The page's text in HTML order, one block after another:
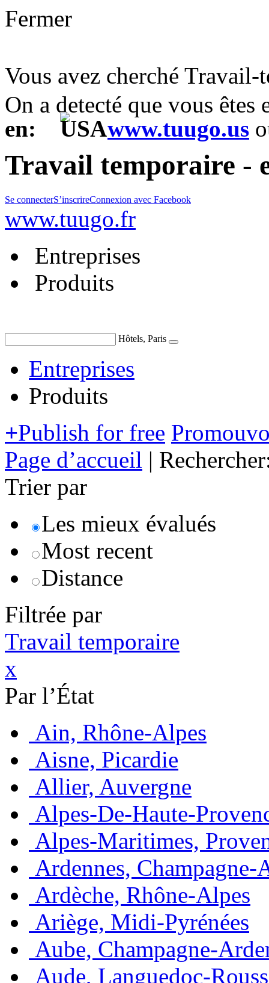
Fermer
Vous avez cherché
On a detecté que vous
en:
www.tuugo.us
Travail temporaire -
Se connecterS’inscrireConnexion avec Facebook
www.tuugo.fr
Entreprises
Produits
Hôtels, Paris
Entreprises
Produits
+Publish for free
Page d’accueil |
Trier par
Les mieux évalués
Most recent
Distance
Filtrée par
Travail temporaire
x
Par l’État
Ain, Rhône-Alpes
Aisne, Picardie
Allier, Auvergne
Alpes-De-Haute-
Alpes-Maritimes,
Ardennes, Champagne-
Ardèche, Rhône-Alpes
Ariège, Midi-Pyrénées
Aube, Champagne-
Aude, Languedoc-